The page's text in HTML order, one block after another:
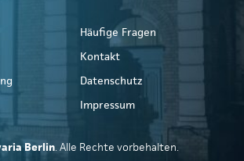
Häufige Fragen
Kontakt
Datenschutz
Impressum
Berlin. Alle Rechte vorbehalten.